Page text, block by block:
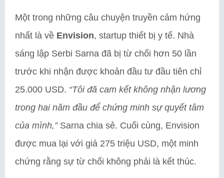
Một trong những câu chuyện truyền cảm hứng
nhất là về Envision, startup thiết bị y tế. Nhà
sáng lập Serbi Sarna đã bị từ chối hơn 50 lần
trước khi nhận được khoản đầu tư đầu tiên chỉ
25.000 USD. “Tôi đã cam kết không nhận lương
trong hai năm đầu để chứng minh sự quyết tâm
của mình,”Sarna chia sẻ. Cuối cùng, Envision
được mua lại với giá 275 triệu USD, một minh
chứng rằng sự từ chối không phải là kết thúc.